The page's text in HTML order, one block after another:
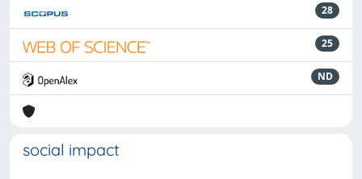
28
25
ND
social impact